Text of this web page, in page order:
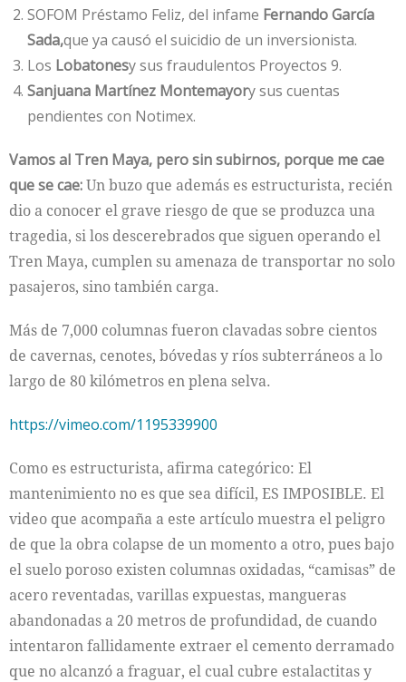
SOFOM Préstamo Feliz, del infame Fernando García
Sada,que ya causó el suicidio de un inversionista.
Los Lobatonesy sus fraudulentos Proyectos 9.
Sanjuana Martínez Montemayory sus cuentas
pendientes con Notimex.
Vamos al Tren Maya, pero sin subirnos, porque me cae
que se cae:Un buzo que además es estructurista, recién
dio a conocer el grave riesgo de que se produzca una
tragedia, si los descerebrados que siguen operando el
Tren Maya, cumplen su amenaza de transportar no solo
pasajeros, sino también carga.
Más de 7,000 columnas fueron clavadas sobre cientos
de cavernas, cenotes, bóvedas y ríos subterráneos a lo
largo de 80 kilómetros en plena selva.
https://vimeo.com/1195339900
Como es estructurista, afirma categórico: El
mantenimiento no es que sea difícil, ES IMPOSIBLE. El
video que acompaña a este artículo muestra el peligro
de que la obra colapse de un momento a otro, pues bajo
el suelo poroso existen columnas oxidadas, “camisas” de
acero reventadas, varillas expuestas, mangueras
abandonadas a 20 metros de profundidad, de cuando
intentaron fallidamente extraer el cemento derramado
que no alcanzó a fraguar, el cual cubre estalactitas y